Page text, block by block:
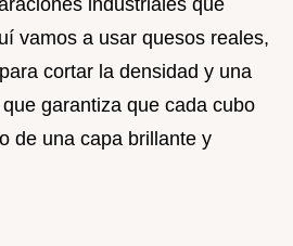
vamos a usar quesos reales,
cortar la densidad y una
garantiza que cada cubo
de una capa brillante y